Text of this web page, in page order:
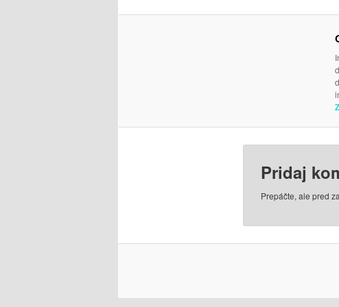
Pridaj
Prepáčte, ale pred